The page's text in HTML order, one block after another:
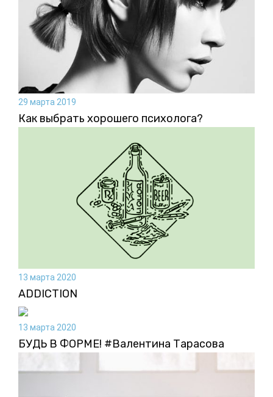
29 марта 2019
Как выбрать хорошего психолога?
13 марта 2020
ADDICTION
13 марта 2020
БУДЬ В ФОРМЕ! #Валентина Тарасова